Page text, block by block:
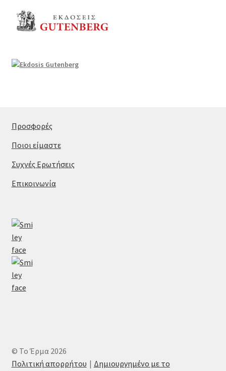
Προσφορές
Ποιοι είμαστε
Συχνές Ερωτήσεις
Επικοινωνία
© Το Έρμα 2026
Πολιτική απορρήτου
Δημιουργημένο με το